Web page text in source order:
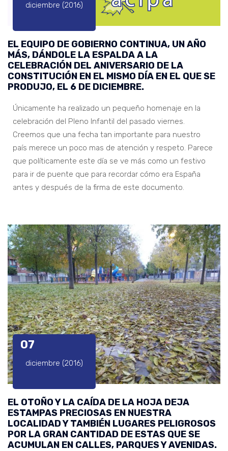
diciembre (2016)
EL EQUIPO DE GOBIERNO CONTINUA, UN AÑO
MÁS, DÁNDOLE LA ESPALDA A LA
CELEBRACIÓN DEL ANIVERSARIO DE LA
CONSTITUCIÓN EN EL MISMO DÍA EN EL QUE SE
PRODUJO, EL 6 DE DICIEMBRE.
Únicamente ha realizado un pequeño homenaje en la
celebración del Pleno Infantil del pasado viernes.
Creemos que una fecha tan importante para nuestro
país merece un poco mas de atención y respeto. Parece
que políticamente este día se ve más como un festivo
para ir de puente que para recordar cómo era España
antes y después de la firma de este documento.
07
diciembre (2016)
EL OTOÑO Y LA CAÍDA DE LA HOJA DEJA
ESTAMPAS PRECIOSAS EN NUESTRA
LOCALIDAD Y TAMBIÉN LUGARES PELIGROSOS
POR LA GRAN CANTIDAD DE ESTAS QUE SE
ACUMULAN EN CALLES, PARQUES Y AVENIDAS.